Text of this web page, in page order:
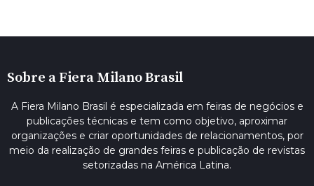
Sobre a Fiera Milano Brasil
A Fiera Milano Brasil é especializada em feiras de negócios e
publicações técnicas e tem como objetivo, aproximar
organizações e criar oportunidades de relacionamentos, por
meio da realização de grandes feiras e publicação de revistas
setorizadas na América Latina.